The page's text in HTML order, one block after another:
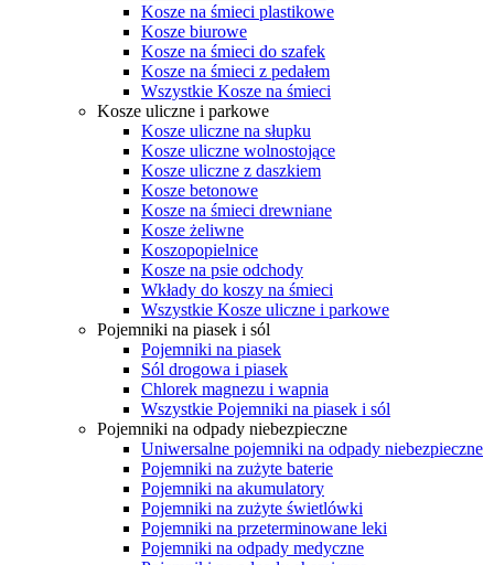
Kosze na śmieci plastikowe
Kosze biurowe
Kosze na śmieci do szafek
Kosze na śmieci z pedałem
Wszystkie Kosze na śmieci
Kosze uliczne i parkowe
Kosze uliczne na słupku
Kosze uliczne wolnostojące
Kosze uliczne z daszkiem
Kosze betonowe
Kosze na śmieci drewniane
Kosze żeliwne
Koszopopielnice
Kosze na psie odchody
Wkłady do koszy na śmieci
Wszystkie Kosze uliczne i parkowe
Pojemniki na piasek i sól
Pojemniki na piasek
Sól drogowa i piasek
Chlorek magnezu i wapnia
Wszystkie Pojemniki na piasek i sól
Pojemniki na odpady niebezpieczne
Uniwersalne pojemniki na odpady niebezpieczne
Pojemniki na zużyte baterie
Pojemniki na akumulatory
Pojemniki na zużyte świetlówki
Pojemniki na przeterminowane leki
Pojemniki na odpady medyczne